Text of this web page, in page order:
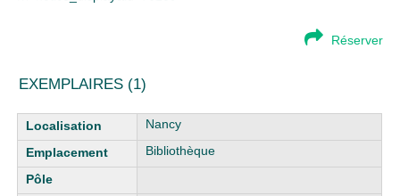
Réserver
EXEMPLAIRES (1)
Liste des exemplaires
Nancy
Bibliothèque